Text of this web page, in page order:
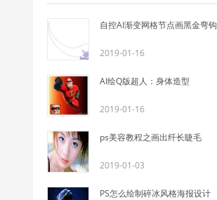
自控AI渐变网格节点画黑金弯钩
2019-01-16
AI绘Q版超人：身体造型
2019-01-16
ps美容教程之画出纤长睫毛
2019-01-03
PS怎么绘制碎冰风格海报设计